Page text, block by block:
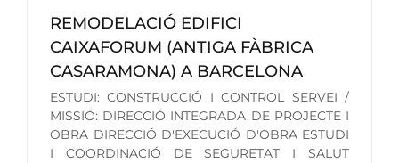
REMODELACIÓ EDIFICI
CAIXAFORUM (ANTIGA FÀBRICA
CASARAMONA) A BARCELONA
ESTUDI: CONSTRUCCIÓ I CONTROL SERVEI /
MISSIÓ: DIRECCIÓ INTEGRADA DE PROJECTE I
OBRA DIRECCIÓ D'EXECUCIÓ D'OBRA ESTUDI
I COORDINACIÓ DE SEGURETAT I SALUT